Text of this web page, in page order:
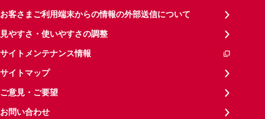
お客さまご利用端末からの情報の外部送信について
見やすさ・使いやすさの調整
サイトメンテナンス情報
サイトマップ
ご意見・ご要望
お問い合わせ